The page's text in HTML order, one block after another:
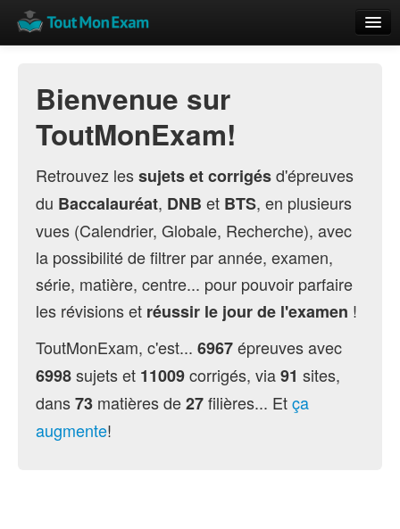
Vue globale
Nouveautés
Rajouter
Résultats
ECE du Bac
Bienvenue sur
ToutMonExam!
Retrouvez lessujets et corrigésd'épreuves
du Baccalauréat, DNB et BTS, en plusieurs
vues (Calendrier, Globale, Recherche), avec
la possibilité de filtrer par année, examen,
série, matière, centre... pour pouvoir parfaire
les révisions et réussir le jour de l'examen !
ToutMonExam, c'est... 6967épreuves avec
6998sujets et 11009corrigés, via91 sites,
dans73 matières de27filières... Etça
augmente!